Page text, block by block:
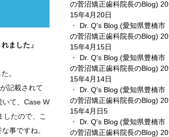
ました」
。
記載されて
いて、Case W
たので、こ
事ですね。
の菅沼矯正歯科院長のBlog) 20
15年4月20日
Dr. Q's Blog (愛知県豊橋市
の菅沼矯正歯科院長のBlog) 20
15年4月15日
Dr. Q's Blog (愛知県豊橋市
の菅沼矯正歯科院長のBlog) 20
15年4月14日
Dr. Q's Blog (愛知県豊橋市
の菅沼矯正歯科院長のBlog) 20
15年4月日5
Dr. Q's Blog (愛知県豊橋市
の菅沼矯正歯科院長のBlog) 20